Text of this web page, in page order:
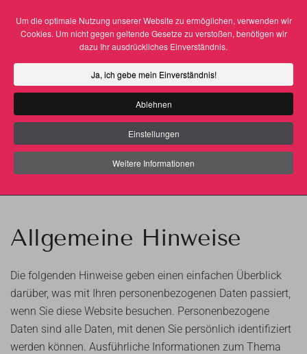
Um die optimale Nutzung unserer Website zu ermöglichen, verwenden wir
Cookies. Um nicht gegen geltende Gesetze zu verstoßen, benötigen wir
dazu Ihr ausdrückliches Einverständnis.
Ja, ich gebe mein Einverständnis!
Ablehnen
Einstellungen
Weitere Informationen
Zum Hauptinhalt springen
Datenschutzerklärung
1. Datenschutz auf einen
Blick
Allgemeine Hinweise
Die folgenden Hinweise geben einen einfachen Überblick
darüber, was mit Ihren personenbezogenen Daten passiert,
wenn Sie diese Website besuchen. Personenbezogene
Daten sind alle Daten, mit denen Sie persönlich identifiziert
werden können. Ausführliche Informationen zum Thema